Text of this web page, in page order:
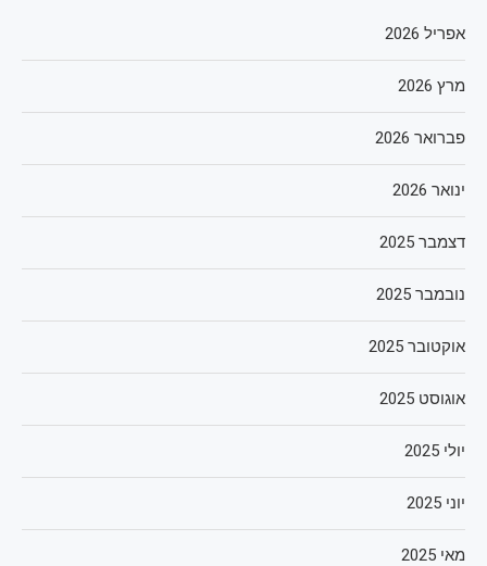
אפריל 2026
מרץ 2026
פברואר 2026
ינואר 2026
דצמבר 2025
נובמבר 2025
אוקטובר 2025
אוגוסט 2025
יולי 2025
יוני 2025
מאי 2025